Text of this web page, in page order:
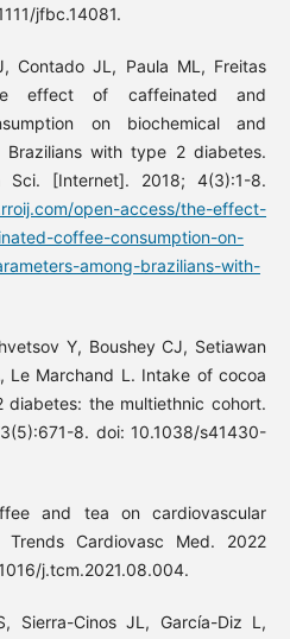
jfbc.14081.
Contado JL, Paula ML, Freitas
effect of caffeinated and
on biochemical and
Brazilians with type 2 diabetes.
[Internet]. 2018; 4(3):1-8.
open-access/the-effect-
coffee-consumption-on-
among-brazilians-with-
Y, Boushey CJ, Setiawan
Le Marchand L. Intake of cocoa
the multiethnic cohort.
8. doi: 10.1038/s41430-
and tea on cardiovascular
Trends Cardiovasc Med. 2022
j.tcm.2021.08.004.
Sierra-Cinos JL, García-Diz L,